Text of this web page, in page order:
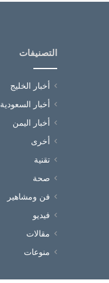
التصنيفات
أخبار الخليج
أخبار السعودية
أخبار اليمن
أخرى
تقنية
صحة
فن ومشاهير
فيديو
مقالات
منوعات